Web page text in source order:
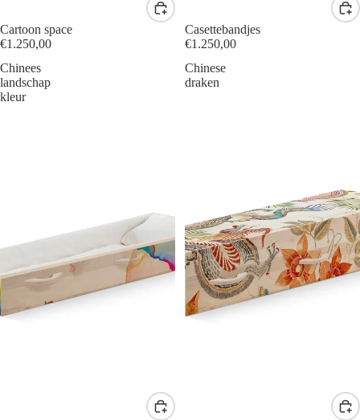
Cartoon space
€1.250,00
Casettebandjes
€1.250,00
Chinees
landschap
kleur
Chinese
draken